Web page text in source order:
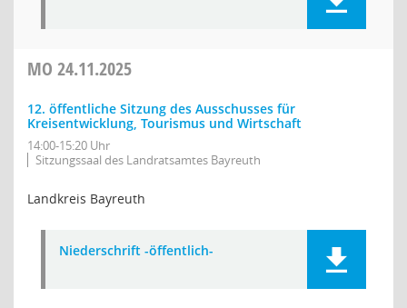
MO 24.11.2025
12. öffentliche Sitzung des Ausschusses für
Kreisentwicklung, Tourismus und Wirtschaft
14:00-15:20 Uhr
Sitzungssaal des Landratsamtes Bayreuth
Landkreis Bayreuth
Niederschrift -öffentlich-